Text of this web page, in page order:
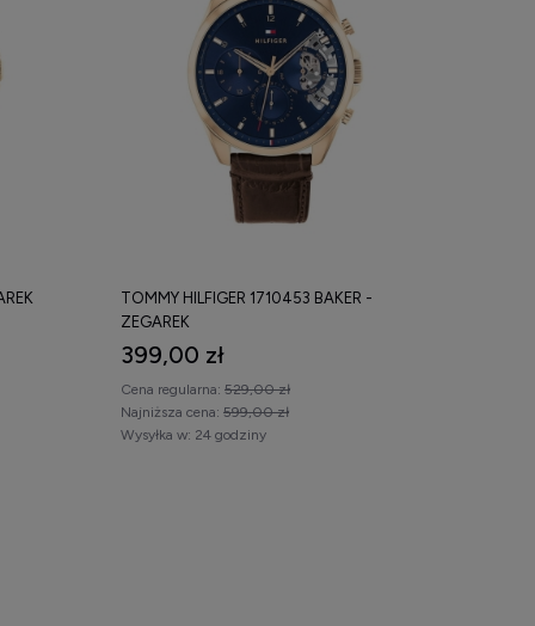
TOMMY HILFIGER 1710453 BAKER -
ZEGAREK
399,00 zł
Cena regularna: 529,00 zł
Najniższa cena: 599,00 zł
Wysyłka w: 24 godziny